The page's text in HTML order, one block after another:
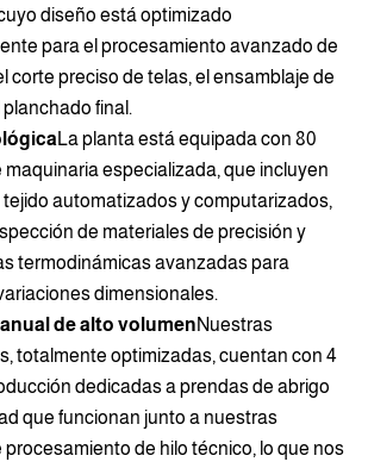
diseño está optimizado
para el procesamiento avanzado de
corte preciso de telas, el ensamblaje de
final.
La planta está equipada con 80
maquinaria especializada, que incluyen
automatizados y computarizados,
de materiales de precisión y
termodinámicas avanzadas para
dimensionales.
de alto volumenNuestras
totalmente optimizadas, cuentan con 4
dedicadas a prendas de abrigo
que funcionan junto a nuestras
procesamiento de hilo técnico, lo que nos